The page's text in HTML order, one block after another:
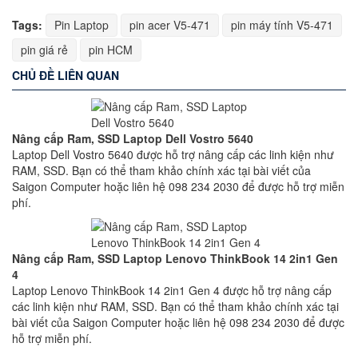
Tags: Pin Laptop pin acer V5-471
pin máy tính V5-471
pin giá rẻ
pin HCM
CHỦ ĐỀ LIÊN QUAN
Nâng cấp Ram, SSD Laptop Dell Vostro 5640
Laptop Dell Vostro 5640 được hỗ trợ nâng cấp các linh kiện như
RAM, SSD. Bạn có thể tham khảo chính xác tại bài viết của
Saigon Computer hoặc liên hệ 098 234 2030 để được hỗ trợ miễn
phí.
Nâng cấp Ram, SSD Laptop Lenovo ThinkBook 14 2in1 Gen
4
Laptop Lenovo ThinkBook 14 2in1 Gen 4 được hỗ trợ nâng cấp
các linh kiện như RAM, SSD. Bạn có thể tham khảo chính xác tại
bài viết của Saigon Computer hoặc liên hệ 098 234 2030 để được
hỗ trợ miễn phí.